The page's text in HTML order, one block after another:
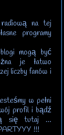
na tej
programy
mogą być
je łatwo
liczby fanów i
w pełni
profil i bądź
się tutaj ...
!!!